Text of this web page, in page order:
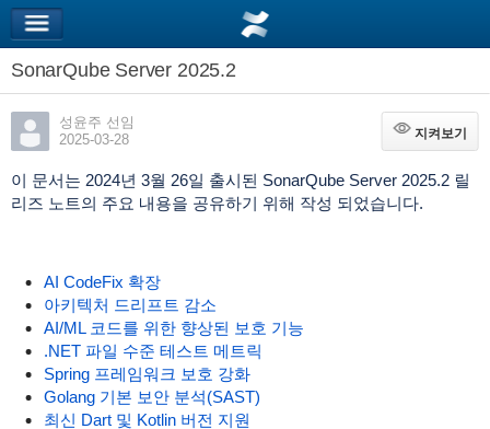
SonarQube Server 2025.2
성윤주 선임
2025-03-28
지켜보기
지켜보기
이 문서는 2024년 3월 26일 출시된 SonarQube Server 2025.2 릴
리즈 노트의 주요 내용을 공유하기 위해 작성 되었습니다.
AI CodeFix 확장
아키텍처 드리프트 감소
AI/ML 코드를 위한 향상된 보호 기능
.NET 파일 수준 테스트 메트릭
Spring 프레임워크 보호 강화
Golang 기본 보안 분석(SAST)
최신 Dart 및 Kotlin 버전 지원